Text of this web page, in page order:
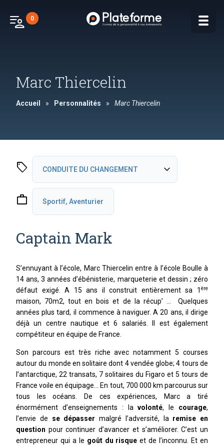
patient_list 0
Marc Thiercelin
Accueil » Personnalités » Marc Thiercelin
sell CONDUITE DU CHANGEMENT expand_more
INSPIRATION
INNOVATION ET CREATIVITE
Leadership
MOTIVATION ET DEPASSEMENT DE SOI
Dépassement de soi
Motivation
RESILIENCE
work Sportif, Aventurier
Captain Mark
S’ennuyant à l’école, Marc Thiercelin entre à l’école Boulle à
14 ans, 3 années d’ébénisterie, marqueterie et dessin ; zéro
défaut exigé. A 15 ans il construit entièrement sa 1 ère
maison, 70m2, tout en bois et de la récup’ … Quelques
années plus tard, il commence à naviguer. A 20 ans, il dirige
déjà un centre nautique et 6 salariés. Il est également
compétiteur en équipe de France.
Son parcours est très riche avec notamment 5 courses
autour du monde en solitaire dont 4 vendée globe; 4 tours de
l’antarctique, 22 transats, 7 solitaires du Figaro et 5 tours de
France voile en équipage… En tout, 700 000 km parcourus sur
tous les océans. De ces expériences, Marc a tiré
énormément d’enseignements : lavolonté, le courage,
l’envie de se dépasser malgré l’adversité, la remise en
question pour continuer d’avancer et s’améliorer. C’est un
entrepreneur qui a le goût du risque et de l’inconnu. Et en